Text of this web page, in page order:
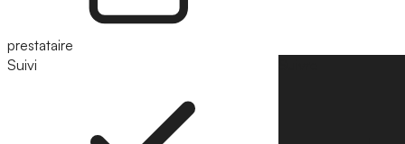
prestataire
Suivi